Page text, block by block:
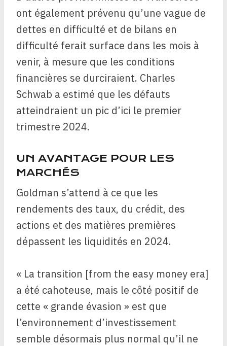
ont également prévenu qu’une vague de
dettes en difficulté et de bilans en
difficulté ferait surface dans les mois à
venir, à mesure que les conditions
financières se durciraient. Charles
Schwab a estimé que les défauts
atteindraient un pic d’ici le premier
trimestre 2024.
UN AVANTAGE POUR LES
MARCHÉS
Goldman s’attend à ce que les
rendements des taux, du crédit, des
actions et des matières premières
dépassent les liquidités en 2024.
« La transition [from the easy money era]
a été cahoteuse, mais le côté positif de
cette « grande évasion » est que
l’environnement d’investissement
semble désormais plus normal qu’il ne